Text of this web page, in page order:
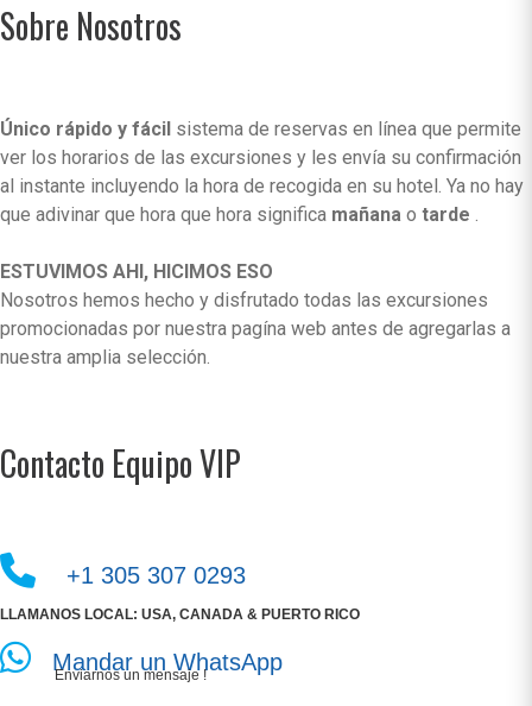
Sobre Nosotros
Único rápido y fácil sistema de reservas en línea que permite
ver los horarios de las excursiones y les envía su confirmación
al instante incluyendo la hora de recogida en su hotel. Ya no hay
que adivinar que hora que hora significa mañana o tarde .
ESTUVIMOS AHI, HICIMOS ESO
Nosotros hemos hecho y disfrutado todas las excursiones
promocionadas por nuestra pagína web antes de agregarlas a
nuestra amplia selección.
Contacto Equipo VIP
+1 305 307 0293
LLAMANOS LOCAL: USA, CANADA & PUERTO RICO
Mandar un WhatsApp
Enviarnos un mensaje !